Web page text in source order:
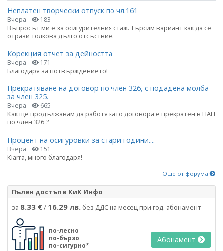
Неплатен творчески отпуск по чл.161
Вчера 183
Въпросът ми е за осигурителния стаж. Търсим вариант как да се
отрази толкова дълго отсъствие.
Корекция отчет за дейността
Вчера 171
Благодаря за потвърждението!
Прекратяване на договор по член 326, с подадена молба
за член 325.
Вчера 665
Как ще продължавам да работя като договора е прекратен в НАП
по член 326 ?
Процент на осигуровки за стари години....
Вчера 151
Kiarra, много благодаря!
Още от форума
Пълен достъп в КиК Инфо
за 8.33 €/ 16.29 лв. без ДДС на месец при год. абонамент
по-лесно
по-бързо
по-сигурно*
Абонамент